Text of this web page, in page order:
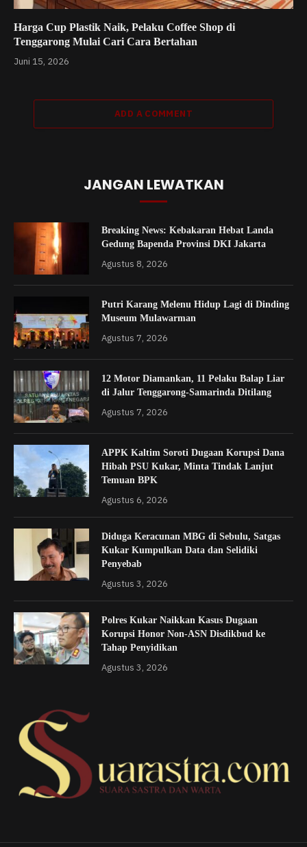
Harga Cup Plastik Naik, Pelaku Coffee Shop di
Tenggarong Mulai Cari Cara Bertahan
Juni 15, 2026
ADD A COMMENT
JANGAN LEWATKAN
Breaking News: Kebakaran Hebat Landa
Gedung Bapenda Provinsi DKI Jakarta
Agustus 8, 2026
Putri Karang Melenu Hidup Lagi di Dinding
Museum Mulawarman
Agustus 7, 2026
12 Motor Diamankan, 11 Pelaku Balap Liar
di Jalur Tenggarong-Samarinda Ditilang
Agustus 7, 2026
APPK Kaltim Soroti Dugaan Korupsi Dana
Hibah PSU Kukar, Minta Tindak Lanjut
Temuan BPK
Agustus 6, 2026
Diduga Keracunan MBG di Sebulu, Satgas
Kukar Kumpulkan Data dan Selidiki
Penyebab
Agustus 3, 2026
Polres Kukar Naikkan Kasus Dugaan
Korupsi Honor Non-ASN Disdikbud ke
Tahap Penyidikan
Agustus 3, 2026